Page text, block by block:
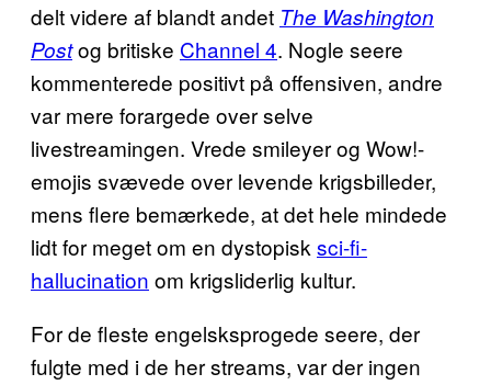
delt videre af blandt andet The Washington
Postog britiske Channel 4. Nogle seere
kommenterede positivt på offensiven, andre
var mere forargede over selve
livestreamingen. Vrede smileyer og Wow!-
emojis svævede over levende krigsbilleder,
mens flere bemærkede, at det hele mindede
lidt for meget om en dystopisk sci-fi-
hallucination om krigsliderlig kultur.
For de fleste engelsksprogede seere, der
fulgte med i de her streams, var der ingen